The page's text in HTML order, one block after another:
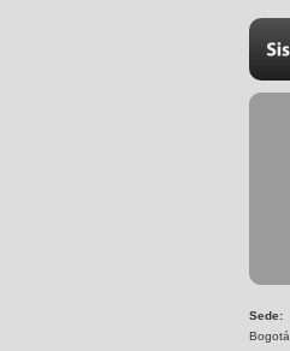
Sede:
Bogotá